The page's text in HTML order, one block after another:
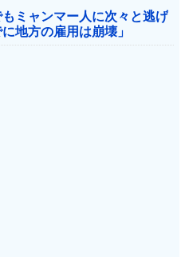
ミャンマー人に次々と逃げ
地方の雇用は崩壊」